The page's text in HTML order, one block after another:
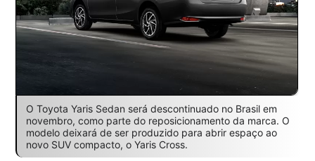
O Toyota Yaris Sedan será descontinuado no Brasil em
novembro, como parte do reposicionamento da marca. O
modelo deixará de ser produzido para abrir espaço ao
novo SUV compacto, o Yaris Cross.